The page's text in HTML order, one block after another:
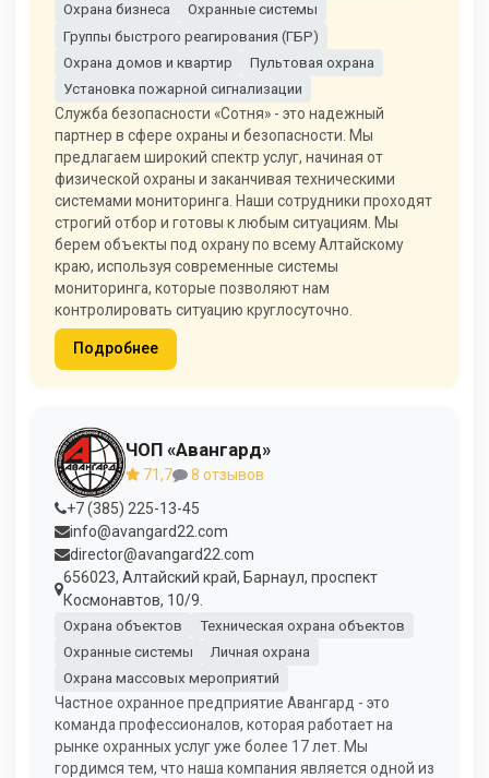
Охрана бизнеса
Охранные системы
Группы быстрого реагирования (ГБР)
Охрана домов и квартир
Пультовая охрана
Установка пожарной сигнализации
Служба безопасности «Сотня» - это надежный
партнер в сфере охраны и безопасности. Мы
предлагаем широкий спектр услуг, начиная от
физической охраны и заканчивая техническими
системами мониторинга. Наши сотрудники проходят
строгий отбор и готовы к любым ситуациям. Мы
берем объекты под охрану по всему Алтайскому
краю, используя современные системы
мониторинга, которые позволяют нам
контролировать ситуацию круглосуточно.
Подробнее
ЧОП «Авангард»
71,7
8 отзывов
+7 (385) 225-13-45
info@avangard22.com
director@avangard22.com
656023, Алтайский край, Барнаул, проспект
Космонавтов, 10/9.
Охрана объектов
Техническая охрана объектов
Охранные системы
Личная охрана
Охрана массовых мероприятий
Частное охранное предприятие Авангард - это
команда профессионалов, которая работает на
рынке охранных услуг уже более 17 лет. Мы
гордимся тем, что наша компания является одной из